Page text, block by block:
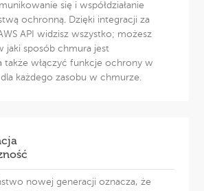
się i współdziałanie
ochronną. Dzięki integracji za
API widzisz wszystko; możesz
jaki sposób chmura jest
także włączyć funkcje ochrony w
każdego zasobu w chmurze.
nowej generacji oznacza, że